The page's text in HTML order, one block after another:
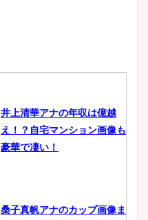
肉も凄い！
鈴木唯の太ってた時の体重が
ヤバすぎww原因や痩せたダ
井上清華アナの年収は億越
え！？自宅マンション画像も
豪華で凄い！
桑子真帆アナのカップ画像ま